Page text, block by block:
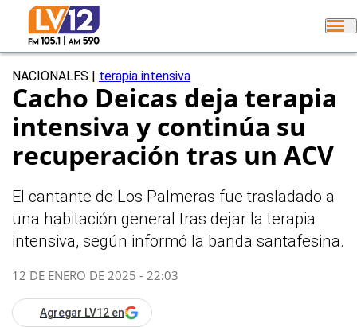
NACIONALES terapia intensiva
Cacho Deicas deja terapia
intensiva y continúa su
recuperación tras un ACV
El cantante de Los Palmeras fue trasladado a
una habitación general tras dejar la terapia
intensiva, según informó la banda santafesina.
12 DE ENERO DE 2025 - 22:03
Agregar LV12 en